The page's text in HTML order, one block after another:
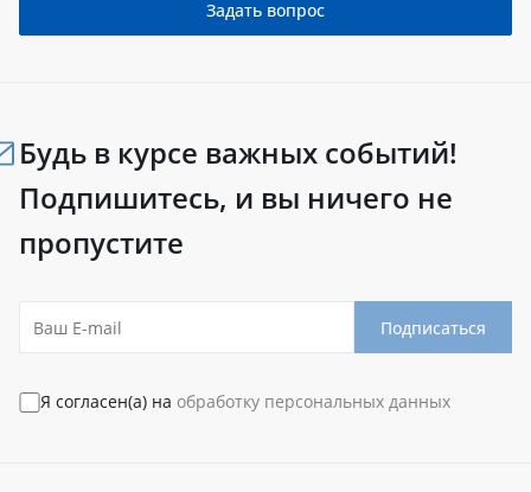
Задать вопрос
Будь в курсе важных событий!
Подпишитесь, и вы ничего не
пропустите
Подписаться
Я согласен(а) на обработку персональных данных